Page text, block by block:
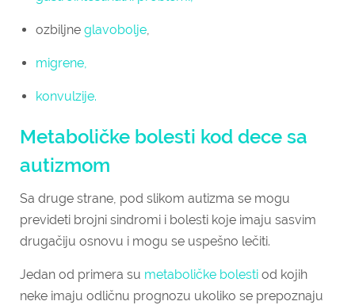
ozbiljne glavobolje,
migrene,
konvulzije.
Metaboličke bolesti kod dece sa
autizmom
Sa druge strane, pod slikom autizma se mogu
prevideti brojni sindromi i bolesti koje imaju sasvim
drugačiju osnovu i mogu se uspešno lečiti.
Jedan od primera su metaboličke bolesti od kojih
neke imaju odličnu prognozu ukoliko se prepoznaju